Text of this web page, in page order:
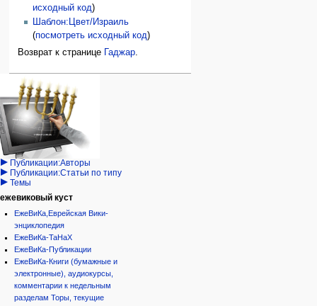
исходный код)
Шаблон:Цвет/Израиль
(посмотреть исходный код)
Возврат к странице
Гаджар.
Навигация
персональные инструменты
войти
запрос
учётной
записи
категории
Израиль:Страна и
государство
Иудаизм
Народ
Проекты
Проекты/Участники/
дополнения
Публикации:Авторы
Публикации:Статьи по типу
Темы
ежевиковый куст
ЕжеВиКа,Еврейская Вики-
энциклопедия
ЕжеВиКа-ТаНаХ
ЕжеВиКа-Публикации
ЕжеВиКа-Книги (бумажные и
электронные), аудиокурсы,
комментарии к недельным
разделам Торы, текущие